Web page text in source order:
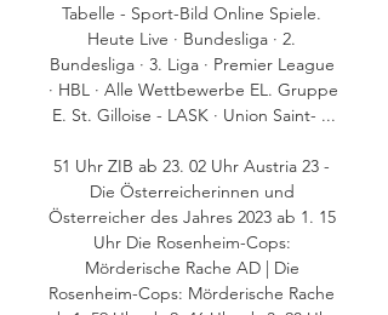
Tabelle - Sport-Bild Online Spiele.
Heute Live · Bundesliga · 2.
Bundesliga · 3. Liga · Premier League
· HBL · Alle Wettbewerbe EL. Gruppe
E. St. Gilloise - LASK · Union Saint- ...
51 Uhr ZIB ab 23. 02 Uhr Austria 23 -
Die Österreicherinnen und
Österreicher des Jahres 2023 ab 1. 15
Uhr Die Rosenheim-Cops:
Mörderische Rache AD | Die
Rosenheim-Cops: Mörderische Rache